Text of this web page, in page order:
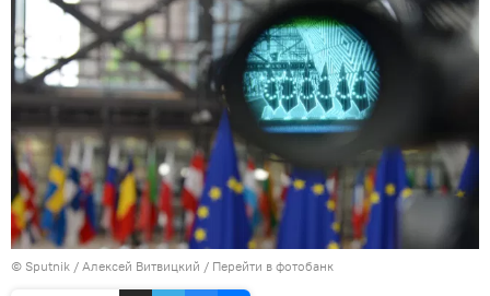
© Sputnik / Алексей Витвицкий / Перейти в фотобанк